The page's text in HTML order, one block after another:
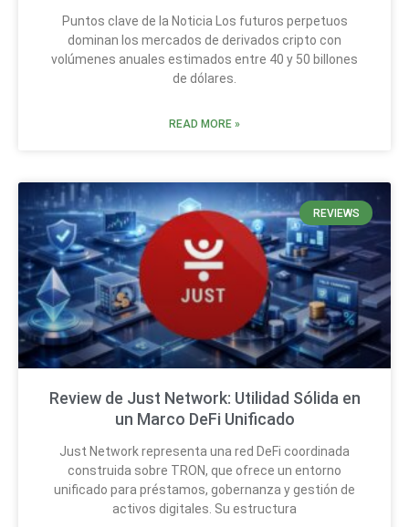
Puntos clave de la Noticia Los futuros perpetuos
dominan los mercados de derivados cripto con
volúmenes anuales estimados entre 40 y 50 billones
de dólares.
READ MORE »
REVIEWS
Review de Just Network: Utilidad Sólida en
un Marco DeFi Unificado
Just Network representa una red DeFi coordinada
construida sobre TRON, que ofrece un entorno
unificado para préstamos, gobernanza y gestión de
activos digitales. Su estructura